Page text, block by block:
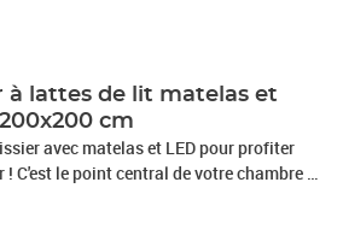
à lattes de lit matelas et
cm
avec matelas et LED pour profiter
C'est le point central de votre chambre à
velours est un tissu doux et luxueux qui